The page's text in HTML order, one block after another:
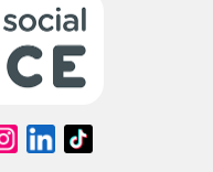
Síguenos
en
Síguenos
en